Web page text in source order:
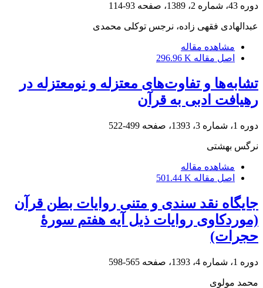
دوره 43، شماره 2، 1389، صفحه 93-114
عبدالهادی فقهی زاده، نرجس توکلی محمدی
مشاهده مقاله
اصل مقاله 296.96 K
تشابه‌ها و تفاوت‌های معتزله و نومعتزله در
رهیافت ادبی به قرآن
دوره 1، شماره 3، 1393، صفحه 499-522
نرگس بهشتی
مشاهده مقاله
اصل مقاله 501.44 K
جایگاه نقد سندی و متنی روایات بطن قرآن
(موردکاوی روایات ذیل آیه هفتم سورۀ
حجرات)
دوره 1، شماره 4، 1393، صفحه 565-598
محمد مولوی